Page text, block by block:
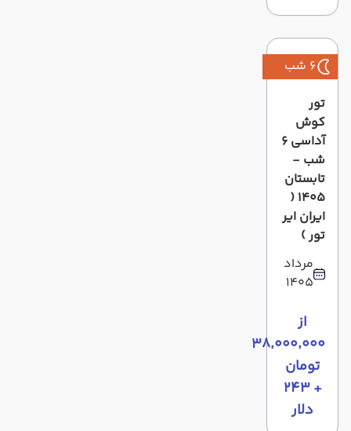
6 شب
تور
کوش
آداسی 6
شب -
تابستان
1405 (
ایران ایر
تور )
مرداد
1405
از
۳۸٬۰۰۰٬۰۰۰
تومان
+ ۲۴۳
دلار